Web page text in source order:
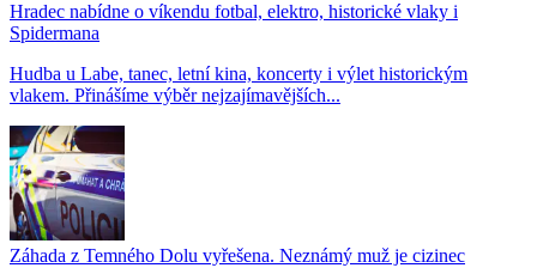
Hradec nabídne o víkendu fotbal, elektro, historické vlaky i
Spidermana
Hudba u Labe, tanec, letní kina, koncerty i výlet historickým
vlakem. Přinášíme výběr nejzajímavějších...
Záhada z Temného Dolu vyřešena. Neznámý muž je cizinec